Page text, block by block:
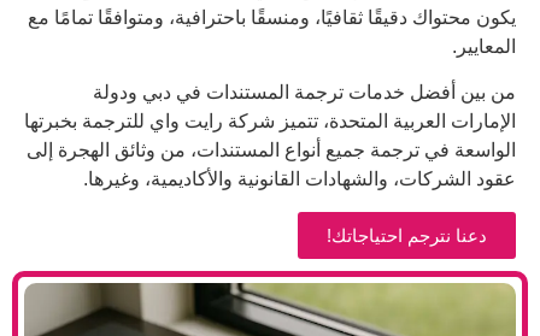
ثقافيًا، ومنسقًا باحترافية، ومتوافقًا تمامًا مع
ترجمة المستندات في دبي ودولة
المتحدة، تتميز شركة رايت واي للترجمة بخبرتها
جميع أنواع المستندات، من وثائق الهجرة إلى
القانونية والأكاديمية، وغيرها.